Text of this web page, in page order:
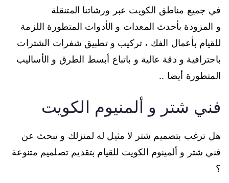
في جميع مناطق الكويت عبر ورشاتنا المتنقلة
و المزودة بأحدث المعدات و الأدوات المتطورة اللزمة
للقيام بأعمال الفك ، تركيب و تطبيق شفرات الشترات
باحترافية و دقة عالية و باتباع أبسط الطرق و الأساليب
المتطورة أيضا ..
فني شتر و ألمنيوم الكويت
هل ترغب بتصميم شتر لا مثيل له لمنزلك و تبحث عن
فني شتر و ألمينوم الكويت للقيام بتقديم تصلميم متنوعة
؟